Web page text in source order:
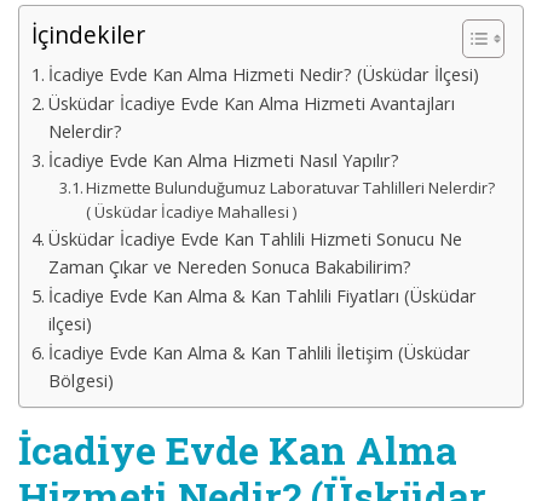
İçindekiler
İcadiye Evde Kan Alma Hizmeti Nedir? (Üsküdar İlçesi)
Üsküdar İcadiye Evde Kan Alma Hizmeti Avantajları
Nelerdir?
İcadiye Evde Kan Alma Hizmeti Nasıl Yapılır?
Hizmette Bulunduğumuz Laboratuvar Tahlilleri Nelerdir?
( Üsküdar İcadiye Mahallesi )
Üsküdar İcadiye Evde Kan Tahlili Hizmeti Sonucu Ne
Zaman Çıkar ve Nereden Sonuca Bakabilirim?
İcadiye Evde Kan Alma & Kan Tahlili Fiyatları (Üsküdar
ilçesi)
İcadiye Evde Kan Alma & Kan Tahlili İletişim (Üsküdar
Bölgesi)
İcadiye Evde Kan Alma